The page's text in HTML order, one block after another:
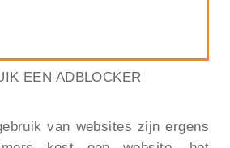
EEN ADBLOCKER
van websites zijn ergens